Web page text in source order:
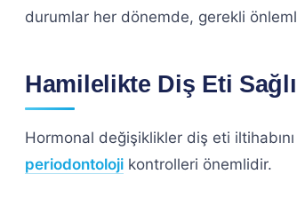
durumlar her dönemde, gerekli
Hamilelikte Diş Eti
Hormonal değişiklikler diş eti
periodontoloji kontrolleri önemlidir.